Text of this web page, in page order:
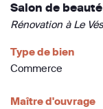
Salon de
Rénovation à Le
Type de bien
Commerce
Maître d'ouvrage